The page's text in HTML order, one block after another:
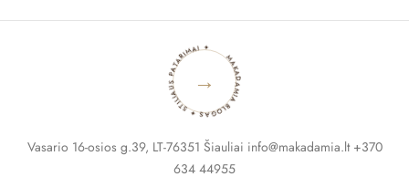
MAKADAMIA BLOGAS ✦ STILIAUS PATARIMAI ✦
→
Vasario 16-osios g.39, LT-76351 Šiauliai info@makadamia.lt +370
634 44955